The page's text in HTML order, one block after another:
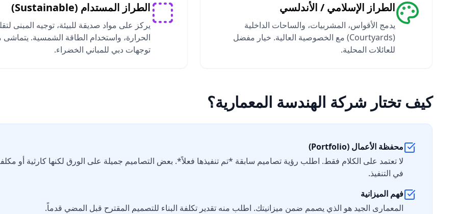
الطراز الإسلامي / الأندلسي
يدمج الأقواس، المشربيات، والساحات الداخلية
(Courtyards) مع الخصوصية العالية. خيار مفضل
للعائلات المحلية.
الطراز المستدام (Sustainable)
يركز على مواد صديقة للبيئة، توجيه المبنى
الحرارة، واستخدام الطاقة الشمسية. يتماشى
توجهات دبي للمباني الخضراء.
كيف تختار شركة الهندسة المعمارية؟
محفظة الأعمال (Portfolio)
لا تعتمد على الكلام فقط. اطلب رؤية تصاميم سابقة *تم تنفيذها فعلاً*. بعض التصاميم جميلة على الورق لكنها كارثية أو
في التنفيذ.
فهم الميزانية
المعمارى الجيد هو الذي يصمم ضمن ميزانيتك. اطلب منه تقدير تكلفة البناء للتصميم المقترح قبل المضي قدماً.